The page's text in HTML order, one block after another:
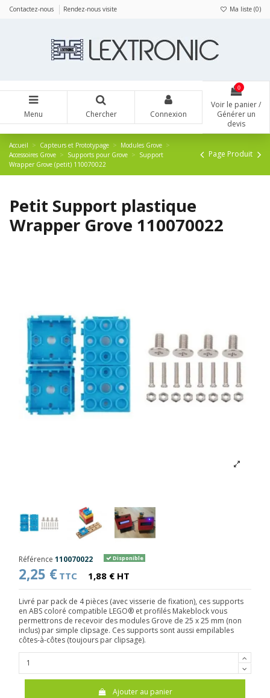
Contactez-nous Rendez-nous visite Ma liste (0)
Menu Chercher Connexion
0
Voir le panier /
Générer un
devis
Accueil Capteurs et Prototypage
Modules Grove
Accessoires Grove
Supports pour Grove
Support
Wrapper Grove (petit) 110070022
Page Produit
Petit Support plastique
Wrapper Grove 110070022
Référence 110070022 Disponible
2,25 € TTC 1,88 € HT
Livré par pack de 4 pièces (avec visserie de fixation), ces supports
en ABS coloré compatible LEGO® et profilés Makeblock vous
permettrons de recevoir des modules Grove de 25 x 25 mm (non
inclus) par simple clipsage. Ces supports sont aussi empilables
côtes-à-côtes (toujours par clipsage).
Ajouter au panier
Panneau de gestion des cookies